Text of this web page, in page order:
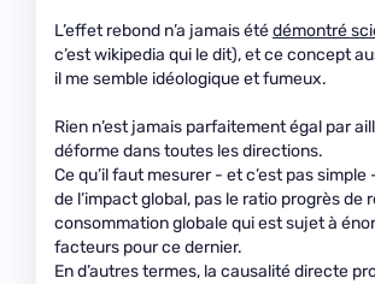
L’effet rebond n’a jamais étédémontré
c’est wikipedia qui le dit), et ce concept
il me semble idéologique et fumeux.
Rien n’est jamais parfaitement égal par
déforme dans toutes les directions.
Ce qu’il faut mesurer - et c’est pas simple
de l’impact global, pas le ratio progrès de
consommation globale qui est sujet à
facteurs pour ce dernier.
En d’autres termes, la causalité directe